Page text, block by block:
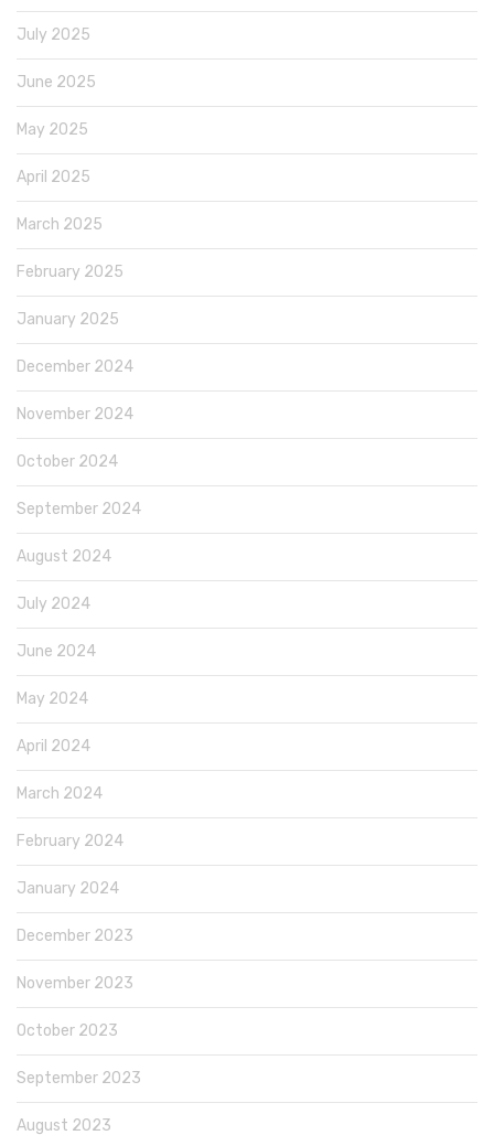
July 2025
June 2025
May 2025
April 2025
March 2025
February 2025
January 2025
December 2024
November 2024
October 2024
September 2024
August 2024
July 2024
June 2024
May 2024
April 2024
March 2024
February 2024
January 2024
December 2023
November 2023
October 2023
September 2023
August 2023